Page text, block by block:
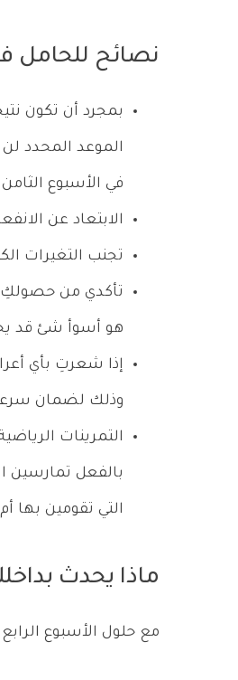
نصائح للحامل
بمجرد أن تكون
الموعد المحدد
في الأسبوع
الابتعاد عن
تجنب التغيرات
تأكدي من حصولكِ
هو أسوأ شئ قد
إذا شعرتِ بأي
وذلك لضمان
التمرينات
بالفعل تمارسين
التي تقومين بها
ماذا يحدث
مع حلول الأسبوع